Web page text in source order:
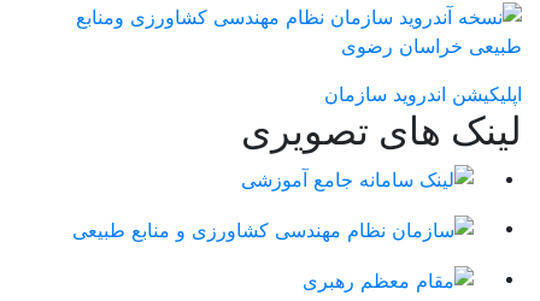
اپلیکیشن اندروید سازمان
لینک های تصویری